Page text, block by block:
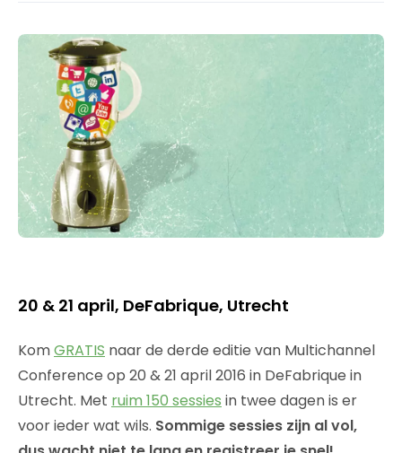
20 & 21 april, DeFabrique, Utrecht
KomGRATIS naar de derde editie van Multichannel
Conference op 20 & 21 april 2016 in DeFabrique in
Utrecht. Met ruim 150 sessies in twee dagen is er
voor ieder wat wils. Sommige sessies zijn al vol,